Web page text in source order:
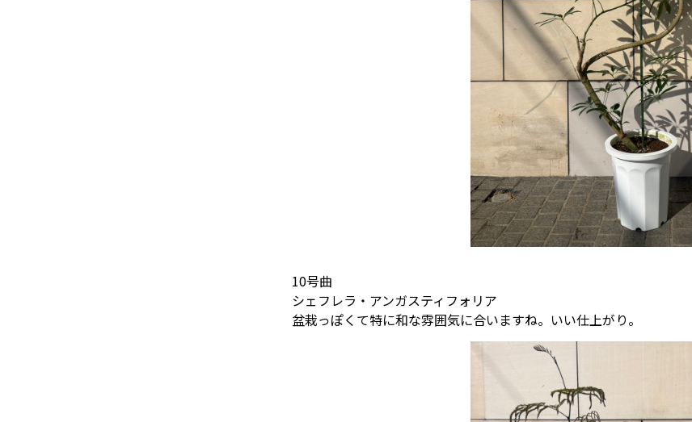
10号曲
シェフレラ・アンガスティフォリア
盆栽っぽくて特に和な雰囲気に合いますね。いい仕上がり。